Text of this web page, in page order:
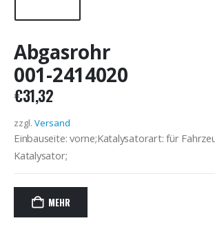
Abgasrohr
001-2414020
€31,32
zzgl. Versand
Einbauseite: vorne;Katalysatorart: für
Katalysator;
MEHR